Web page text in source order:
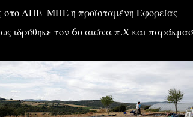
στο ΑΠΕ-ΜΠΕ η προϊσταμένη Εφορείας
ιδρύθηκε τον 6ο αιώνα π.Χ και